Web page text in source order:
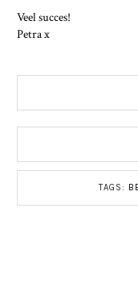
Veel succes!
Petra x
TAGS: